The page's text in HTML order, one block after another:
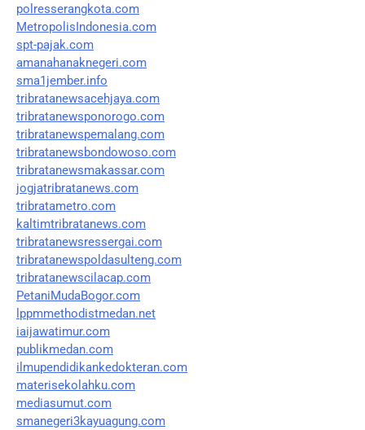
polresserangkota.com
MetropolisIndonesia.com
spt-pajak.com
amanahanaknegeri.com
sma1jember.info
tribratanewsacehjaya.com
tribratanewsponorogo.com
tribratanewspemalang.com
tribratanewsbondowoso.com
tribratanewsmakassar.com
jogjatribratanews.com
tribratametro.com
kaltimtribratanews.com
tribratanewsressergai.com
tribratanewspoldasulteng.com
tribratanewscilacap.com
PetaniMudaBogor.com
lppmmethodistmedan.net
iaijawatimur.com
publikmedan.com
ilmupendidikankedokteran.com
materisekolahku.com
mediasumut.com
smanegeri3kayuagung.com